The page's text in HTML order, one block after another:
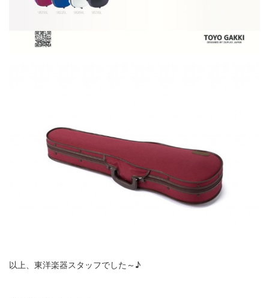
以上、東洋楽器スタッフでした～♪